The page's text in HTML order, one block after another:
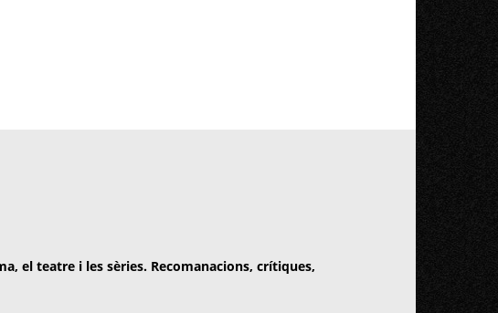
el teatre i les sèries. Recomanacions, crítiques,